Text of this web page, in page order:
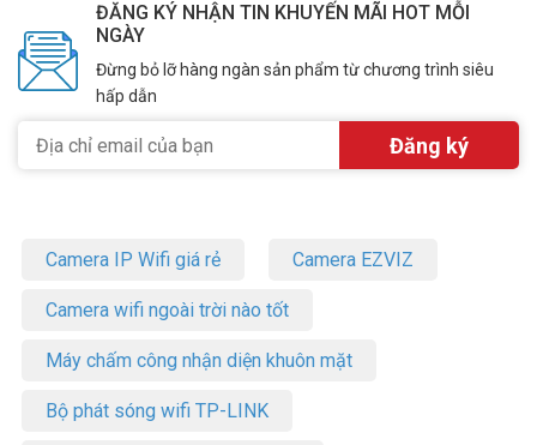
ĐĂNG KÝ NHẬN TIN KHUYẾN MÃI HOT MỖI
NGÀY
Đừng bỏ lỡ hàng ngàn sản phẩm từ chương trình siêu
hấp dẫn
Camera IP Wifi giá rẻ Camera EZVIZ
Camera wifi ngoài trời nào tốt
Máy chấm công nhận diện khuôn mặt
Bộ phát sóng wifi TP-LINK